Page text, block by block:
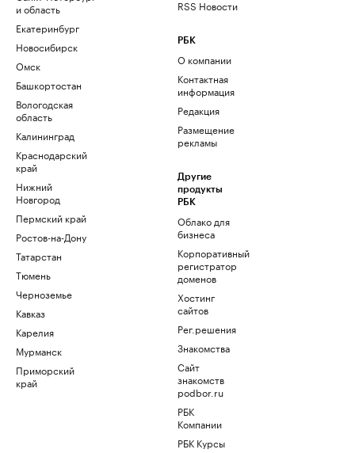
и область
Екатеринбург
Новосибирск
Омск
Башкортостан
Вологодская
область
Калининград
Краснодарский
край
Нижний
Новгород
Пермский край
Ростов-на-Дону
Татарстан
Тюмень
Черноземье
Кавказ
Карелия
Мурманск
Приморский
край
RSS Новости
РБК
О компании
Контактная
информация
Редакция
Размещение
рекламы
Другие
продукты
РБК
Облако для
бизнеса
Корпоративный
регистратор
доменов
Хостинг
сайтов
Рег.решения
Знакомства
Сайт
знакомств
podbor.ru
РБК
Компании
РБК Курсы